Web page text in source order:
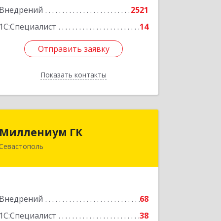
Внедрений
2521
1С:Специалист
14
Отправить заявку
Показать контакты
Подробнее
Отправить заявку
Назад
Миллениум ГК
Внедрений
68
1С:Специалист
38
299011, Севастополь г, вн.тер.г.
Подробнее